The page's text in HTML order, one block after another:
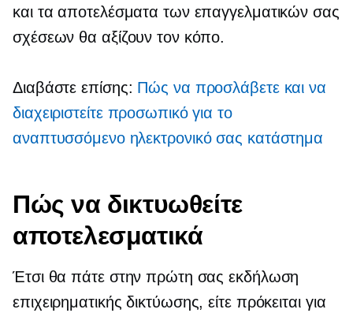
και τα αποτελέσματα των επαγγελματικών σας
σχέσεων θα αξίζουν τον κόπο.
Διαβάστε επίσης: Πώς να προσλάβετε και να
διαχειριστείτε προσωπικό για το
αναπτυσσόμενο ηλεκτρονικό σας κατάστημα
Πώς να δικτυωθείτε
αποτελεσματικά
Έτσι θα πάτε στην πρώτη σας εκδήλωση
επιχειρηματικής δικτύωσης, είτε πρόκειται για